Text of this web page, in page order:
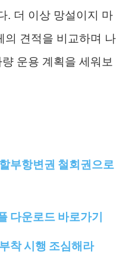
. 더 이상 망설이지 마
의 견적을 비교하며 나
운용 계획을 세워보
부항변권 철회권으로
다운로드 바로가기
착 시행 조심해라